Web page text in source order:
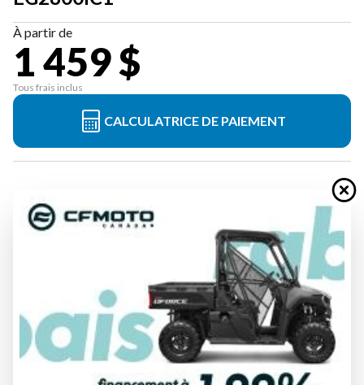
À partir de
1 459 $
Tous frais inclus
CALCULATRICE DE PAIEMENT